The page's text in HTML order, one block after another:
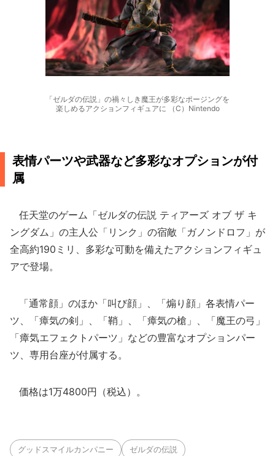
「ゼルダの伝説」の禍々しき魔王が多彩なポージングを
楽しめるアクションフィギュアに （C）Nintendo
表情パーツや武器など多彩なオプションが付
属
任天堂のゲーム「ゼルダの伝説 ティアーズ オブ ザ キ
ングダム」の主人公「リンク」の宿敵「ガノンドロフ」が
全高約190ミリ、多彩な可動を備えたアクションフィギュ
アで登場。
「通常顔」のほか「叫び顔」、「煽り顔」各表情パー
ツ、「瘴気の剣」、「鞘」、「瘴気の槍」、「魔王の弓」
「瘴気エフェクトパーツ」などの豊富なオプションパー
ツ、専用台座が付属する。
価格は1万4800円（税込）。
グッドスマイルカンパニー ゼルダの伝説